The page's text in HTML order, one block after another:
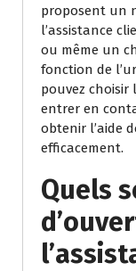
proposent un
l’assistance
ou même un
fonction de
pouvez
entrer en
obtenir l’aide
efficacement.
Quels